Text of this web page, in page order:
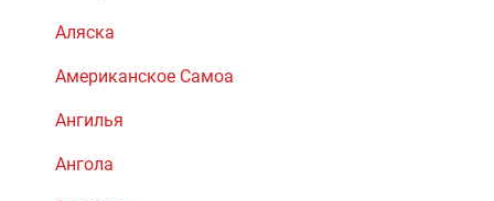
Аляска
Американское Самоа
Ангилья
Ангола